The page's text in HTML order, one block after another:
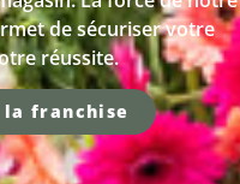
de sécuriser votre
réussite.
la franchise